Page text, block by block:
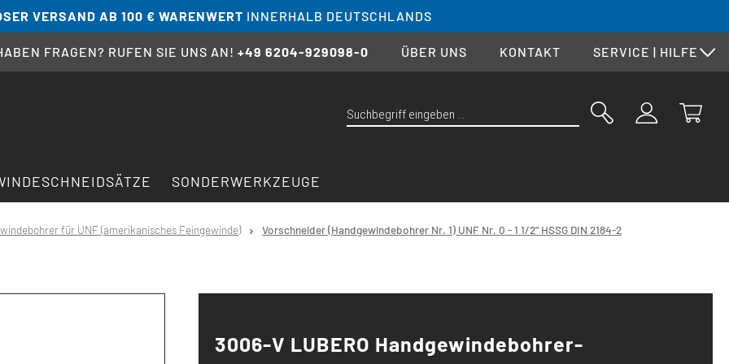
VERSAND AB 100 € WARENWERT INNERHALB DEUTSCHLANDS
FRAGEN? RUFEN SIE UNS AN! +49 6204-929098-0 ÜBER UNS KONTAKT SERVICE | HILFE
SONDERWERKZEUGE
für UNF (amerikanisches Feingewinde) Vorschneider (Handgewindebohrer Nr. 1) UNF Nr. 0 - 1 1/2" HSSG DIN 2184-2
3006-V LUBERO Handgewindebohrer-